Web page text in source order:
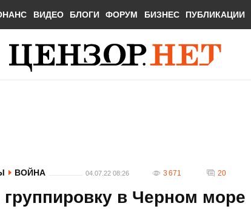
ВИДЕО БЛОГИ ФОРУМ БИЗНЕС ПУБЛИКАЦИИ
ВОЙНА 04.07.22 08:26 3 671 20
в Черном море